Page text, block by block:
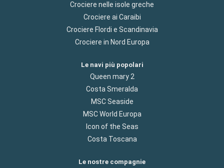
Crociere nelle isole greche
Crociere ai Caraibi
Crociere Flordi e Scandinavia
Crociere in Nord Europa
Le navi più popolari
Queen mary 2
Costa Smeralda
MSC Seaside
MSC World Europa
Icon of the Seas
Costa Toscana
Le nostre compagnie